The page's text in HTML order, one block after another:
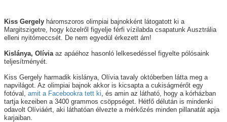
Kiss Gergely háromszoros olimpiai bajnokként látogatott ki a
Margitszigetre, hogy közelről figyelje férfi vízilabda csapatunk Ausztrália
elleni nyitómeccsét. De nem egyedül érkezett ám!
Kislánya, Olíviaaz apáéhoz hasonló lelkesedéssel figyelte pólósaink
teljesítményét.
Kiss Gergely harmadik kislánya, Olívia tavaly októberben látta meg a
napvilágot. Az olimpiai bajnok akkor is kicsapta a cukiságmérőt egy
fotóval, amit a Facebookra tett ki, és amin az látható, hogy a kórházban
tartja kezeiben a 3400 grammos csöppséget. Hétfő délután is mindenki
odavolt Olíviáért, aki láthatóan élvezte a mérkőzés minden pillanatát apja
karjaiban.